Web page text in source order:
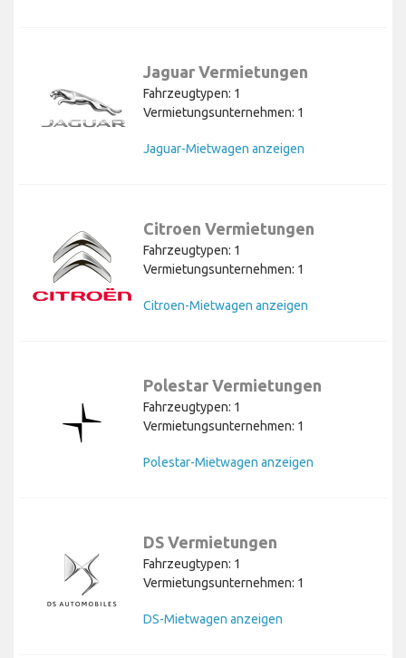
Jaguar Vermietungen
Fahrzeugtypen: 1
Vermietungsunternehmen: 1
Jaguar-Mietwagen anzeigen
Citroen Vermietungen
Fahrzeugtypen: 1
Vermietungsunternehmen: 1
Citroen-Mietwagen anzeigen
Polestar Vermietungen
Fahrzeugtypen: 1
Vermietungsunternehmen: 1
Polestar-Mietwagen anzeigen
DS Vermietungen
Fahrzeugtypen: 1
Vermietungsunternehmen: 1
DS-Mietwagen anzeigen